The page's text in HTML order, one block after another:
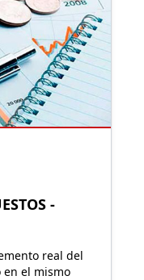
-
real del
en el mismo